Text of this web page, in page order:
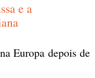
e a
Europa depois de